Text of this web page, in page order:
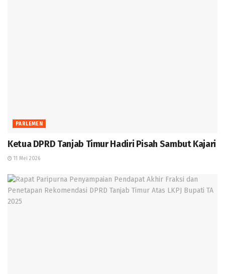
PARLEMEN
Ketua DPRD Tanjab Timur Hadiri Pisah Sambut Kajari
11 Mei 2026